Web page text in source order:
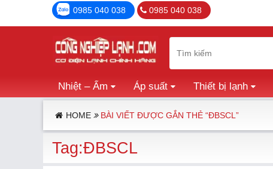
0985 040 038 0985 040 038
Nhiệt – Ẩm Áp suất Thiết bị lạnh
HOME BÀI VIẾT ĐƯỢC GẮN THẺ “ĐBSCL”
Tag:ĐBSCL